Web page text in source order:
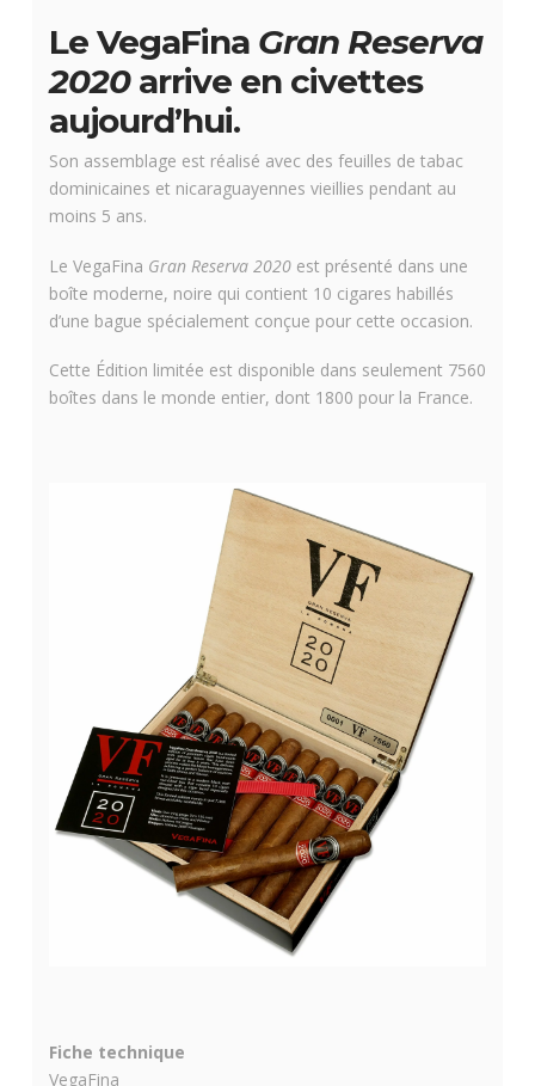
Le VegaFina Gran Reserva
2020arrive en civettes
aujourd’hui.
Son assemblage est réalisé avec des feuilles de tabac
dominicaines et nicaraguayennes vieillies pendant au
moins 5 ans.
Le VegaFina Gran Reserva 2020est présenté dans une
boîte moderne, noire qui contient 10 cigares habillés
d’une bague spécialement conçue pour cette occasion.
Cette Édition limitée est disponible dans seulement 7560
boîtes dans le monde entier, dont 1800 pour la France.
Fiche technique
VegaFina